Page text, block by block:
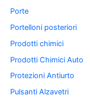
Porte
Portelloni posteriori
Prodotti chimici
Prodotti Chimici Auto
Protezioni Antiurto
Pulsanti Alzavetri